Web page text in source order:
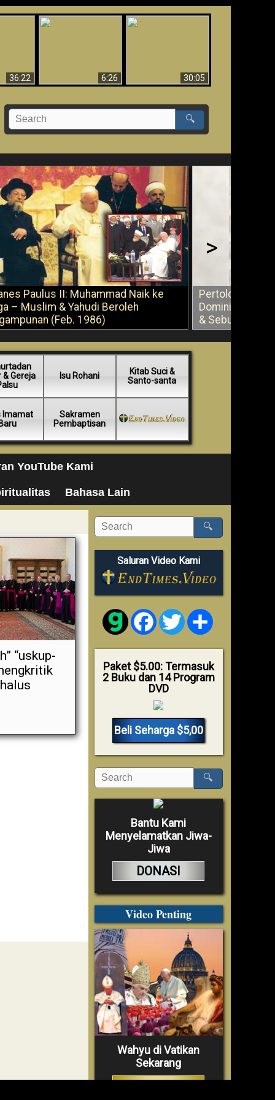
36:22
6:26
30:05
🔍
Paulus II: Muhammad Naik ke
– Muslim & Yahudi Beroleh
(Feb. 1986)
Pertolongan
Dominikus
& Sebuah Saran
>
& Gereja
Isu Rohani
Kitab Suci &
Santo-santa
Imamat
Baru
Sakramen
Pembaptisan
YouTube Kami
Bahasa Lain
“uskup-
🔍
Saluran Video Kami
FacebookTwitter
Paket $5.00: Termasuk
2 Buku dan 14 Program
DVD
Beli Seharga $5,00
🔍
Bantu Kami
Menyelamatkan Jiwa-
Jiwa
DONASI
Video Penting
Wahyu di Vatikan
Sekarang